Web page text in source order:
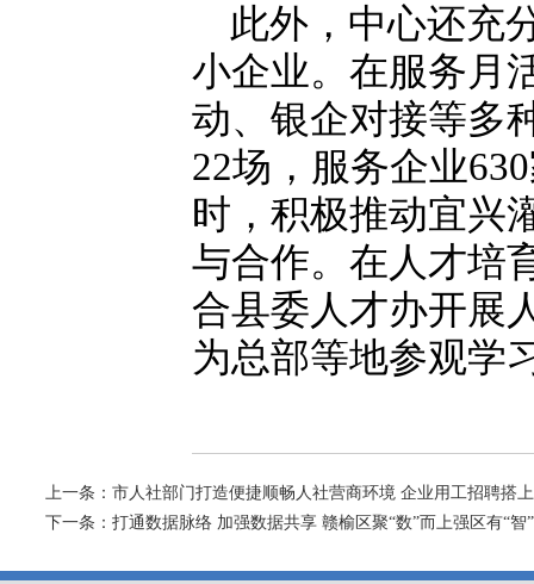
此外，中心还充
小企业。在服务月
动、银企对接等多
22场，服务企业
时，积极推动宜兴
与合作。在人才培
合县委人才办开展
为总部等地参观学
上一条： 市人社部门打造便捷顺畅人社营商环境 企业用工招聘搭
下一条： 打通数据脉络 加强数据共享 赣榆区聚“数”而上强区有“智”